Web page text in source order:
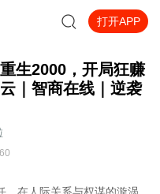
打开APP
生2000，开局狂赚
｜智商在线｜逆袭